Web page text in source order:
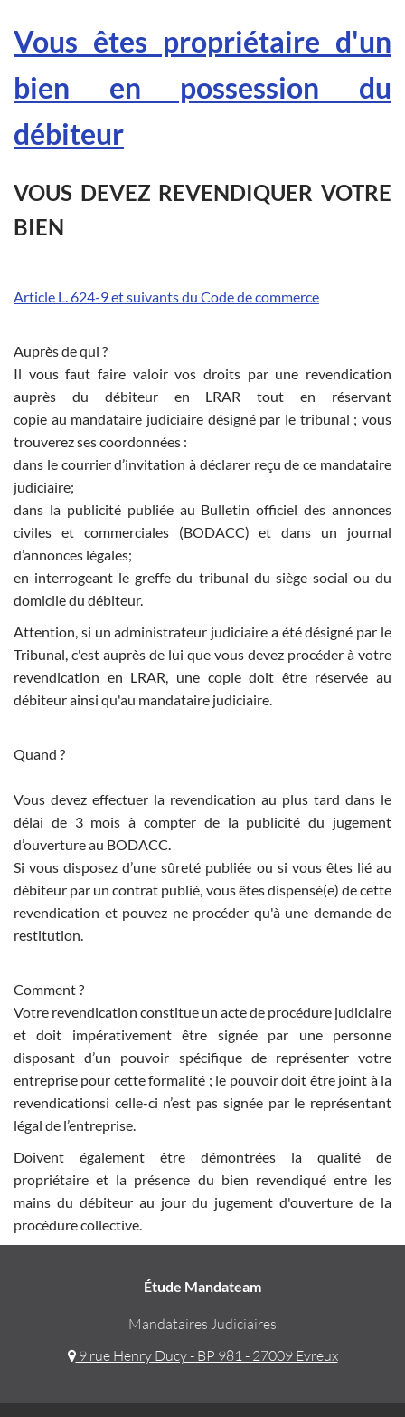
Vous êtes propriétaire d'un
bien en possession du
débiteur
VOUS DEVEZ REVENDIQUER VOTRE
BIEN
Article L. 624-9 et suivants du Code de commerce
Auprès de qui ?
Il vous faut faire valoir vos droits par une revendication
auprès du débiteur en LRAR tout en réservant
copie au mandataire judiciaire désigné par le tribunal ; vous
trouverez ses coordonnées :
dans le courrier d’invitation à déclarer reçu de ce mandataire
judiciaire;
dans la publicité publiée au Bulletin officiel des annonces
civiles et commerciales (BODACC) et dans un journal
d’annonces légales;
en interrogeant le greffe du tribunal du siège social ou du
domicile du débiteur.
Attention, si un administrateur judiciaire a été désigné par le
Tribunal, c'est auprès de lui que vous devez procéder à votre
revendication en LRAR, une copie doit être réservée au
débiteur ainsi qu'au mandataire judiciaire.
Quand ?
Vous devez effectuer la revendication au plus tard dans le
délai de 3 mois à compter de la publicité du jugement
d’ouverture au BODACC.
Si vous disposez d’une sûreté publiée ou si vous êtes lié au
débiteur par un contrat publié, vous êtes dispensé(e) de cette
revendication et pouvez ne procéder qu'à une demande de
restitution.
Comment ?
Votre revendication constitue un acte de procédure judiciaire
et doit impérativement être signée par une personne
disposant d’un pouvoir spécifique de représenter votre
entreprise pour cette formalité ; le pouvoir doit être joint à la
revendicationsi celle-ci n’est pas signée par le représentant
légal de l’entreprise.
Doivent également être démontrées la qualité de
propriétaire et la présence du bien revendiqué entre les
mains du débiteur au jour du jugement d'ouverture de la
procédure collective.
Étude Mandateam
Mandataires Judiciaires
9 rue Henry Ducy - BP 981 - 27009 Evreux